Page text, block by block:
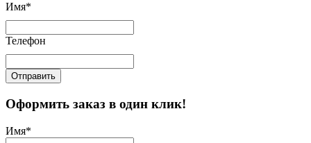
Имя*
Телефон
Отправить
Оформить заказ в один клик!
Имя*